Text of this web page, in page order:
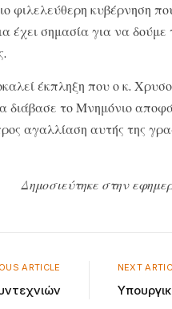
φιλελεύθερη κυβέρνηση
έχει σημασία για να
έκπληξη που ο κ.
διάβασε το Μνημόνιο
αγαλλίαση αυτής της
Δημοσιεύτηκε στην
ARTICLE NEXT